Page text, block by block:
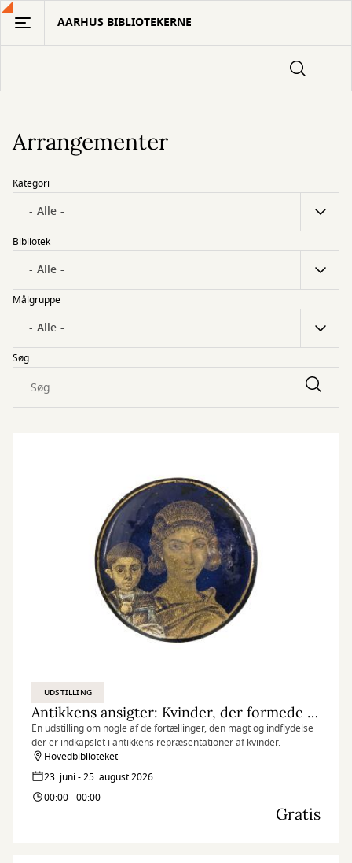
Gå
hovedindhold
AARHUS BIBLIOTEKERNE
Arrangementer
Kategori
Bibliotek
Målgruppe
Søg
UDSTILLING
Antikkens ansigter: Kvinder, der formede deres verden
En udstilling om nogle af de fortællinger, den magt og indflydelse
der er indkapslet i antikkens repræsentationer af kvinder.
Hovedbiblioteket
23. juni - 25. august 2026
00:00 - 00:00
Gratis